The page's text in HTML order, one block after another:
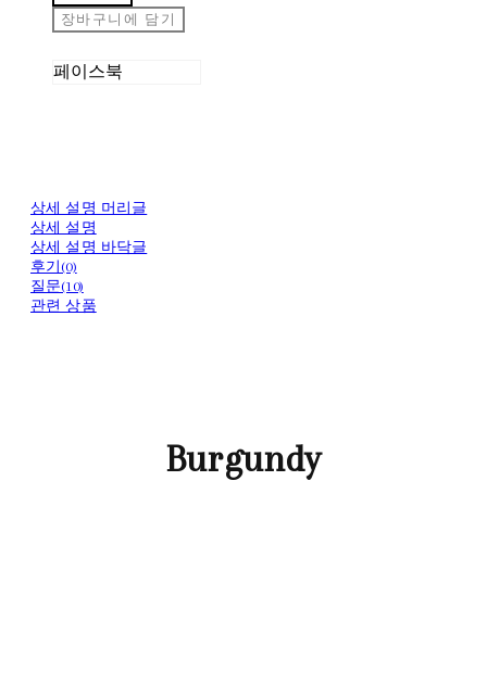
장바구니에 담기
페이스북
상세 설명 머리글
상세 설명
상세 설명 바닥글
후기(0)
질문(10)
관련 상품
Burgundy